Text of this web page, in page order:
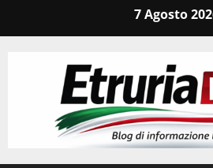
7 Agosto